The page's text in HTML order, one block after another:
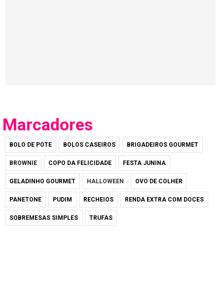
Marcadores
BOLO DE POTE BOLOS CASEIROS BRIGADEIROS GOURMET
BROWNIE COPO DA FELICIDADE FESTA JUNINA
GELADINHO GOURMET HALLOWEEN OVO DE COLHER
PANETONE PUDIM RECHEIOS RENDA EXTRA COM DOCES
SOBREMESAS SIMPLES TRUFAS